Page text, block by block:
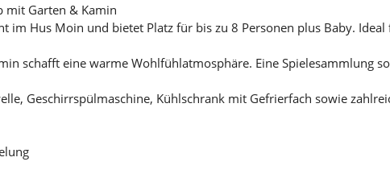
mit Garten & Kamin
im Hus Moin und bietet Platz für bis zu 8 Personen plus Baby. Ideal
schafft eine warme Wohlfühlatmosphäre. Eine Spielesammlung
Geschirrspülmaschine, Kühlschrank mit Gefrierfach sowie